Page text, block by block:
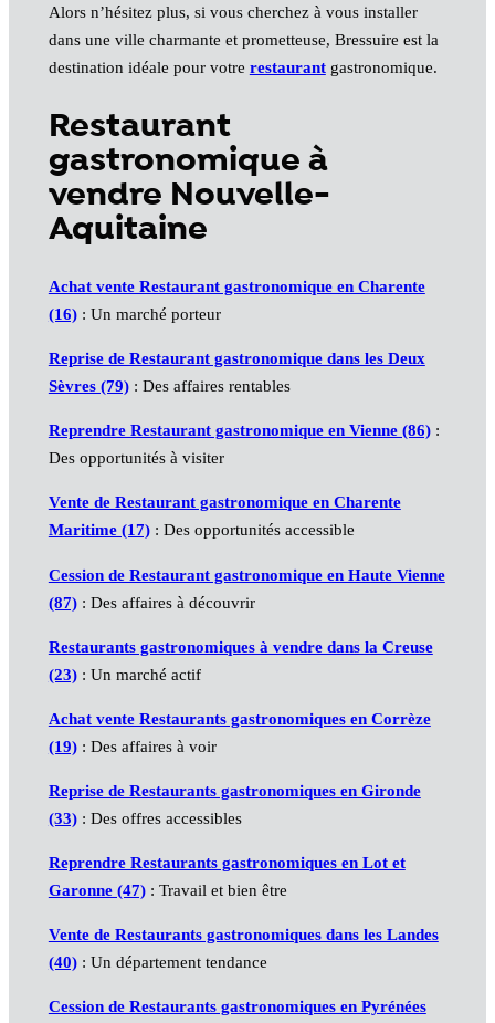
Alors n’hésitez plus, si vous cherchez à vous installer
dans une ville charmante et prometteuse, Bressuire est la
destination idéale pour votre restaurantgastronomique.
Restaurant
gastronomique à
vendre Nouvelle-
Aquitaine
Achat vente Restaurant gastronomique en Charente
(16): Un marché porteur
Reprise de Restaurant gastronomique dans les Deux
Sèvres (79): Des affaires rentables
Reprendre Restaurant gastronomique en Vienne (86):
Des opportunités à visiter
Vente de Restaurant gastronomique en Charente
Maritime (17): Des opportunités accessible
Cession de Restaurant gastronomique en Haute Vienne
(87): Des affaires à découvrir
Restaurants gastronomiques à vendre dans la Creuse
(23): Un marché actif
Achat vente Restaurants gastronomiques en Corrèze
(19): Des affaires à voir
Reprise de Restaurants gastronomiques en Gironde
(33): Des offres accessibles
Reprendre Restaurants gastronomiques en Lot et
Garonne (47): Travail et bien être
Vente de Restaurants gastronomiques dans les Landes
(40): Un département tendance
Cession de Restaurants gastronomiques en Pyrénées